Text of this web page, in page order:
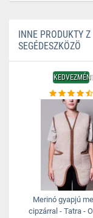
INNE PRODUKTY Z
SEGÉDESZKÖZÖ
Merinó gyapjú
cipzárral - Tatra -